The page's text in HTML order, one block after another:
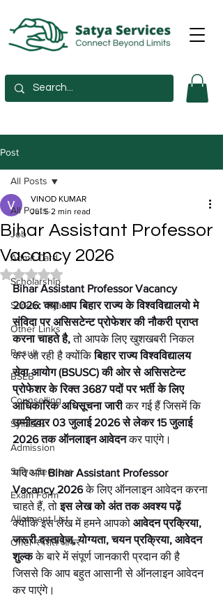
Post
All Posts
Job
Admit Card
Scholarship
Sarkari Yojana
Other Links
Result
BSEB
Counselling
Syllabus
Admission
Satya Services
Exam Form
Allotment List
Offer स्पेशल ऑफर
All Posts
Bihar Assistant Professor
Vacancy 2026
VINOD KUMAR
Jul 5 2 min read
Rated NaN out of 5 stars.
Bihar Assistant Professor Vacancy
2026: क्या आप बिहार राज्य के विश्वविद्यालयो मे
संविदा पर असिसटेन्ट प्रोफेशर की नौकरी प्राप्त
करना चाहते है, तो आपके लिए खुशखबरी निकल
कर आ रही है क्योंकि बिहार राज्य विश्वविद्यालय
सेवा आयोग (BSUSC) की ओर से असिसटेन्ट
प्रोफेशर के रिक्त 3687 पदों पर भर्ती के लिए
आधिकारिक अधिसूचना जारी कर गई हैं जिसमें कि
उम्मीदवार 03 जुलाई 2026 से लेकर 15 जुलाई
2026 तक ऑनलाइन आवेदन कर पाएंगे।
यदि आप Bihar Assistant Professor
Vacancy 2026 के लिए ऑनलाइन आवेदन करना
चाहते हैं, तो इस लेख को अंत तक अवश्य पढ़ें
क्योंकि इस लेख में हमने आपको आवेदन प्रक्रिया,
जरूरी दस्तावेज, योग्यता, चयन प्रक्रिया, आवेदन
शुल्क के बारे में संपूर्ण जानकारी प्रदान की है
जिससे कि आप बहुत आसानी से ऑनलाइन आवेदन
कर पाएंगे।